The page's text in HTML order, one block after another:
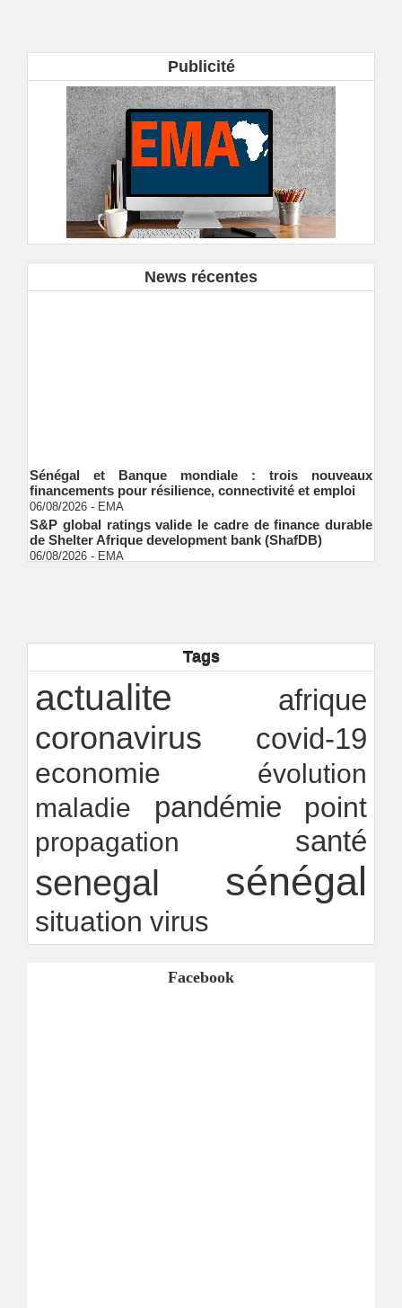
Publicité
News récentes
Sénégal et Banque mondiale : trois nouveaux
financements pour résilience, connectivité et emploi
06/08/2026 EMA
S&P global ratings valide le cadre de finance durable
de Shelter Afrique development bank (ShafDB)
06/08/2026 EMA
transparence locale, impact national
Ndakhté M. GAYE
Rapport Bceao 2025 : résilience, transition et
innovation
24/07/2026 -Ndakhté M. GAYE
Tags
actualite afrique
coronavirus covid-19
economie
évolution
maladie
pandémie point
propagation santé
senegal sénégal
situation virus
Facebook